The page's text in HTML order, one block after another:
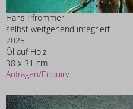
Hans Pfrommer
selbst weitgehend integriert
2025
Öl auf Holz
38 x 31 cm
Anfragen/Enquiry